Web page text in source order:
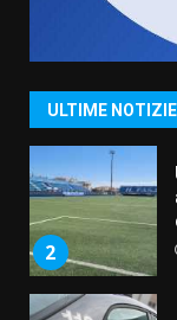
ULTIME NOTIZIE
1
2